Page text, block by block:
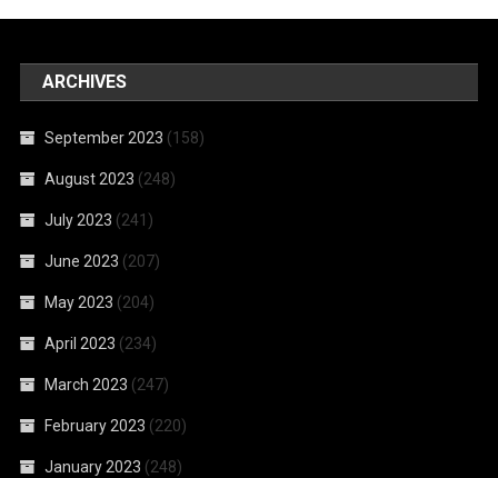
ARCHIVES
September 2023 (158)
August 2023 (248)
July 2023 (241)
June 2023 (207)
May 2023 (204)
April 2023 (234)
March 2023 (247)
February 2023 (220)
January 2023 (248)